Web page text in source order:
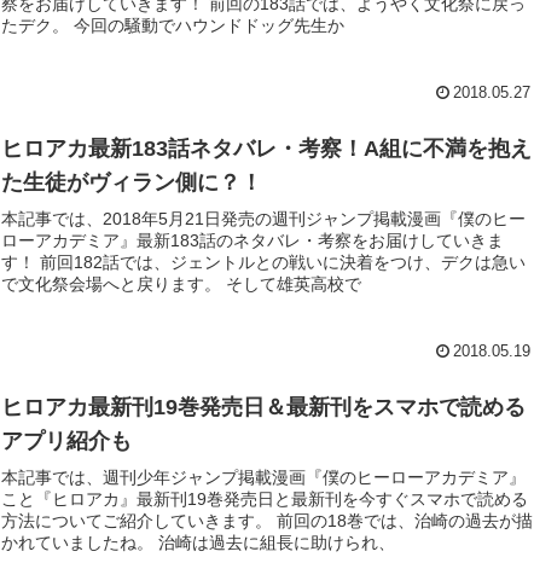
たデク。 今回の騒動でハウンドドッグ先生か
2018.05.27
ヒロアカ最新183話ネタバレ・考察！A組に不満を抱え
た生徒がヴィラン側に？！
本記事では、2018年5月21日発売の週刊ジャンプ掲載漫画『僕のヒー
ローアカデミア』最新183話のネタバレ・考察をお届けしていきま
す！ 前回182話では、ジェントルとの戦いに決着をつけ、デクは急い
で文化祭会場へと戻ります。 そして雄英高校で
2018.05.19
ヒロアカ最新刊19巻発売日＆最新刊をスマホで読める
アプリ紹介も
本記事では、週刊少年ジャンプ掲載漫画『僕のヒーローアカデミア』
こと『ヒロアカ』最新刊19巻発売日と最新刊を今すぐスマホで読める
方法についてご紹介していきます。 前回の18巻では、治崎の過去が描
かれていましたね。 治崎は過去に組長に助けられ、